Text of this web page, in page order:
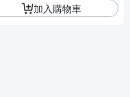
加入購物車